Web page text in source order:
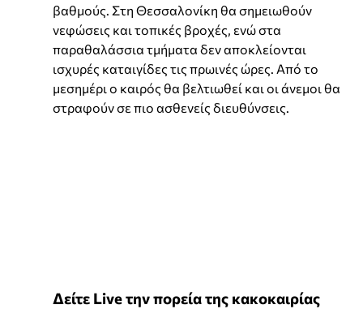
βαθμούς. Στη Θεσσαλονίκη θα σημειωθούν
νεφώσεις και τοπικές βροχές, ενώ στα
παραθαλάσσια τμήματα δεν αποκλείονται
ισχυρές καταιγίδες τις πρωινές ώρες. Από το
μεσημέρι ο καιρός θα βελτιωθεί και οι άνεμοι θα
στραφούν σε πιο ασθενείς διευθύνσεις.
Δείτε Live την πορεία της κακοκαιρίας